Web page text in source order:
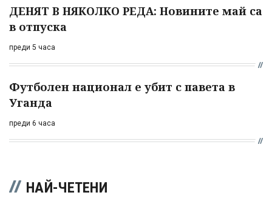
ДЕНЯТ В НЯКОЛКО РЕДА: Новините май са
в отпуска
преди 5 часа
Футболен национал е убит с павета в
Уганда
преди 6 часа
НАЙ-ЧЕТЕНИ